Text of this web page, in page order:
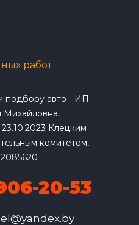
работ
подбору авто - ИП
Михайловна,
Клецким
комитетом,
20-53